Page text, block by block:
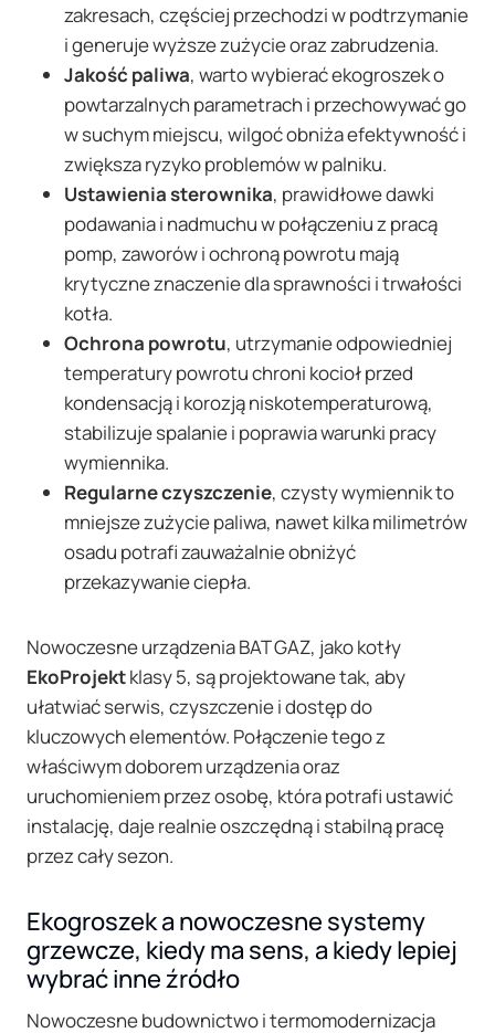
zakresach, częściej przechodzi w podtrzymanie
i generuje wyższe zużycie oraz zabrudzenia.
Jakość paliwa, warto wybierać ekogroszek o
powtarzalnych parametrach i przechowywać go
w suchym miejscu, wilgoć obniża efektywność i
zwiększa ryzyko problemów w palniku.
Ustawienia sterownika, prawidłowe dawki
podawania i nadmuchu w połączeniu z pracą
pomp, zaworów i ochroną powrotu mają
krytyczne znaczenie dla sprawności i trwałości
kotła.
Ochrona powrotu, utrzymanie odpowiedniej
temperatury powrotu chroni kocioł przed
kondensacją i korozją niskotemperaturową,
stabilizuje spalanie i poprawia warunki pracy
wymiennika.
Regularne czyszczenie, czysty wymiennik to
mniejsze zużycie paliwa, nawet kilka milimetrów
osadu potrafi zauważalnie obniżyć
przekazywanie ciepła.
Nowoczesne urządzenia BAT GAZ, jako kotły
EkoProjektklasy 5, są projektowane tak, aby
ułatwiać serwis, czyszczenie i dostęp do
kluczowych elementów. Połączenie tego z
właściwym doborem urządzenia oraz
uruchomieniem przez osobę, która potrafi ustawić
instalację, daje realnie oszczędną i stabilną pracę
przez cały sezon.
Ekogroszek a nowoczesne systemy
grzewcze, kiedy ma sens, a kiedy lepiej
wybrać inne źródło
Nowoczesne budownictwo i termomodernizacja